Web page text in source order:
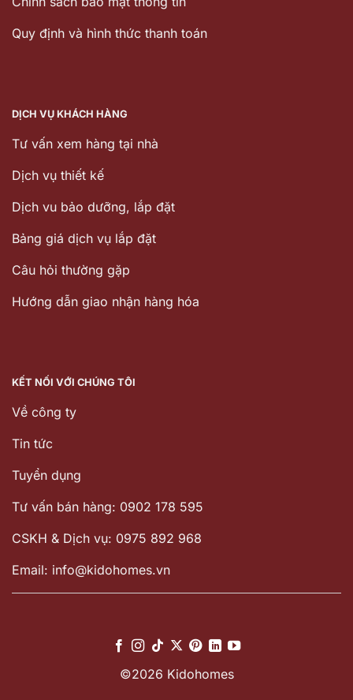
Quy định và hình thức thanh toán
DỊCH VỤ KHÁCH HÀNG
Tư vấn xem hàng tại nhà
Dịch vụ thiết kế
Dịch vu bảo dưỡng, lắp đặt
Bảng giá dịch vụ lắp đặt
Câu hỏi thường gặp
Hướng dẫn giao nhận hàng hóa
KẾT NỐI VỚI CHÚNG TÔI
Về công ty
Tin tức
Tuyển dụng
Tư vấn bán hàng: 0902 178 595
CSKH & Dịch vụ: 0975 892 968
Email: info@kidohomes.vn
©2026 Kidohomes